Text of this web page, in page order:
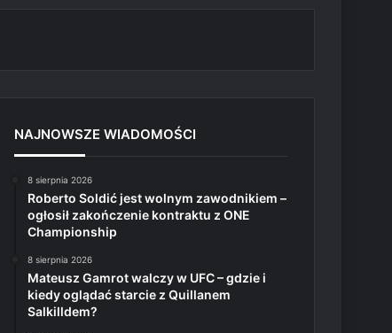
NAJNOWSZE WIADOMOŚCI
8 sierpnia 2026
Roberto Soldić jest wolnym zawodnikiem –
ogłosił zakończenie kontraktu z ONE
Championship
8 sierpnia 2026
Mateusz Gamrot walczy w UFC – gdzie i
kiedy oglądać starcie z Quillanem
Salkilldem?